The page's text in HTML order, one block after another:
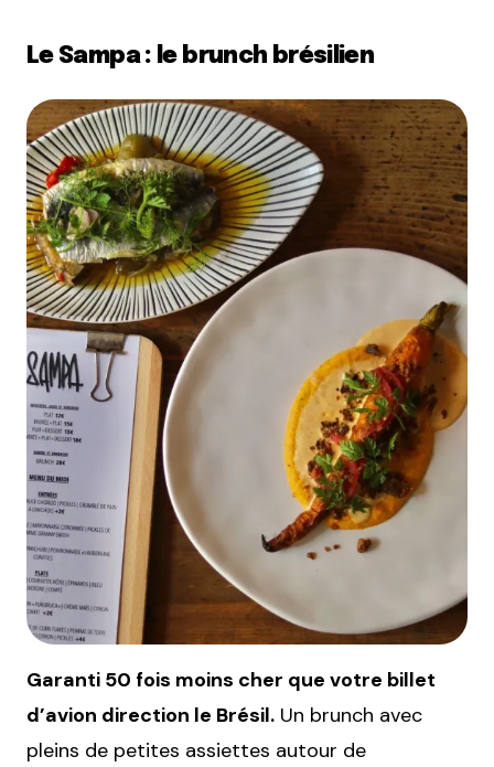
Le Sampa : le brunch brésilien
Garanti 50 fois moins cher que votre billet
d’avion direction le Brésil. Un brunch avec
pleins de petites assiettes autour de